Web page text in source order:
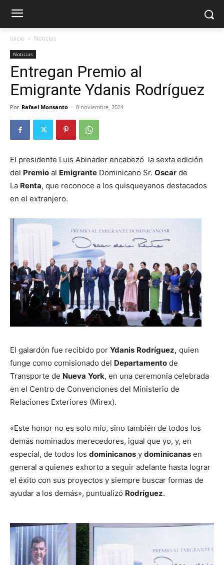
Inicio Noticias
Noticias
Entregan Premio al
Emigrante Ydanis Rodríguez
Por Rafael Monsanto - 8 noviembre, 2024
El presidente Luis Abinader encabezó la sexta edición
del Premio al Emigrante Dominicano Sr. Oscar de
La Renta, que reconoce a los quisqueyanos destacados
en el extranjero.
El galardón fue recibido por Ydanis Rodríguez, quien
funge como comisionado del Departamento de
Transporte de Nueva York, en una ceremonia celebrada
en el Centro de Convenciones del Ministerio de
Relaciones Exteriores (Mirex).
«Este honor no es solo mío, sino también de todos los
demás nominados merecedores, igual que yo, y, en
especial, de todos los dominicanos y dominicanas en
general a quienes exhorto a seguir adelante hasta lograr
el éxito con sus proyectos y siempre buscar formas de
ayudar a los demás», puntualizó Rodríguez.